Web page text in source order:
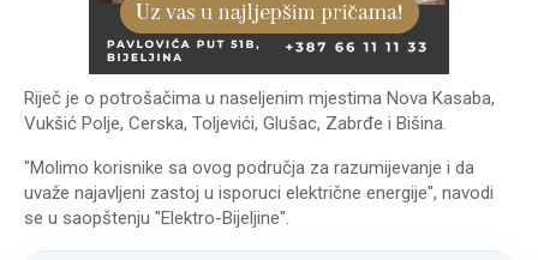
Riječ je o potrošačima u naseljenim mjestima Nova Kasaba,
Vukšić Polje, Cerska, Toljevići, Glušac, Zabrđe i Bišina.
"Molimo korisnike sa ovog područja za razumijevanje i da
uvaže najavljeni zastoj u isporuci električne energije", navodi
se u saopštenju "Elektro-Bijeljine".